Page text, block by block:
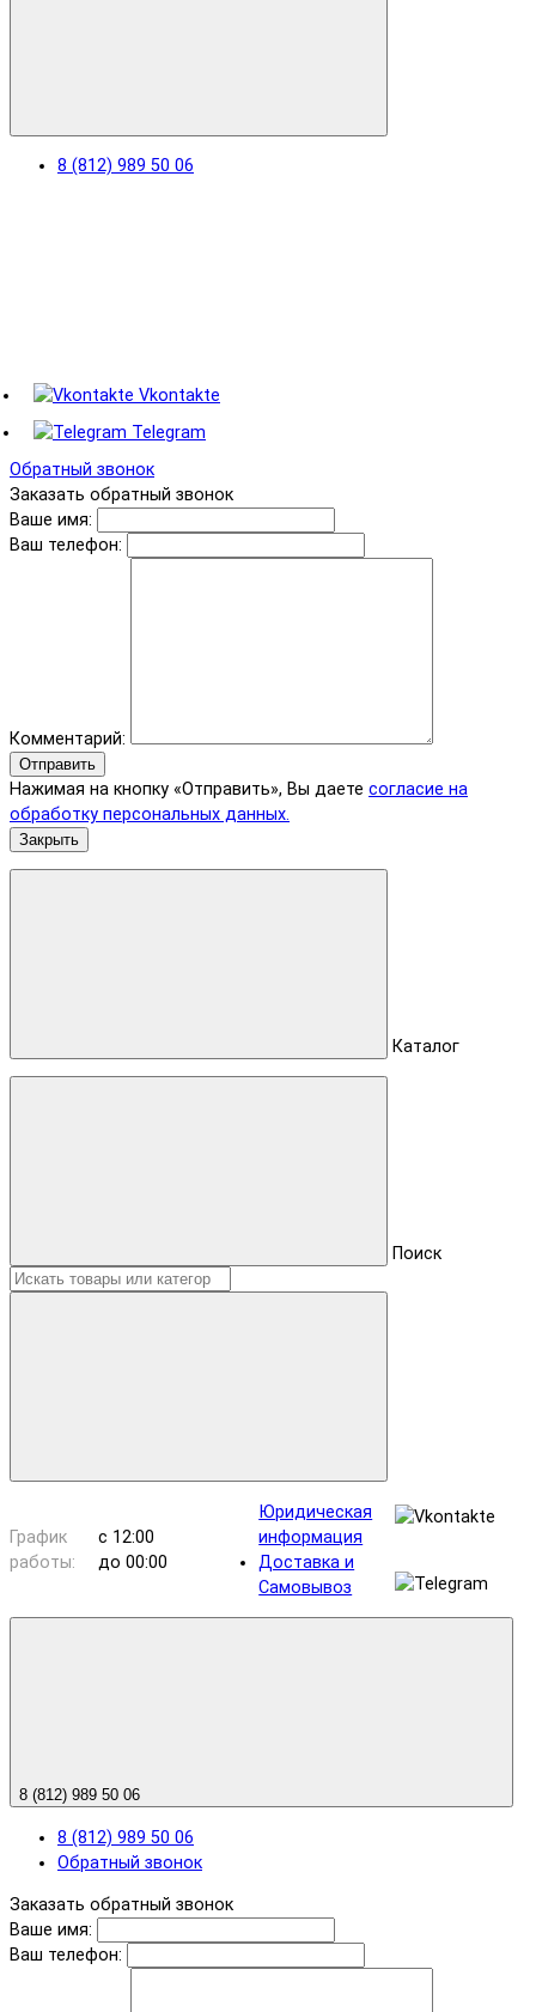
8 (812) 989 50 06
Vkontakte
Telegram
Обратный звонок
Заказать обратный звонок
Ваше имя:
Ваш телефон:
Комментарий:
Отправить
Нажимая на кнопку «Отправить», Вы даете согласие на
обработку персональных данных.
Закрыть
Каталог
Поиск
График
работы:
с 12:00
до 00:00
Юридическая
информация
Доставка и
Самовывоз
8 (812) 989 50 06
8 (812) 989 50 06
Обратный звонок
Заказать обратный звонок
Ваше имя:
Ваш телефон: